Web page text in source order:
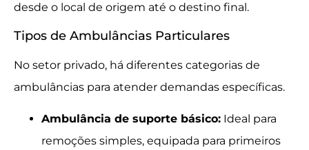
desde o local de origem até o destino final.
Tipos de Ambulâncias Particulares
No setor privado, há diferentes categorias de
ambulâncias para atender demandas específicas.
Ambulância de suporte básico: Ideal para
remoções simples, equipada para primeiros